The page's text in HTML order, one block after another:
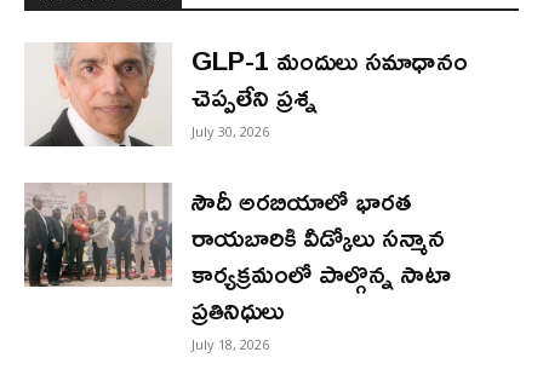
GLP-1 మందులు సమాధానం
చెప్పలేని ప్రశ్న
July 30, 2026
సౌదీ అరబియాలో భారత
రాయబారికి వీడ్కోలు సన్మాన
కార్యక్రమంలో పాల్గొన్న సాటా
ప్రతినిధులు
July 18, 2026